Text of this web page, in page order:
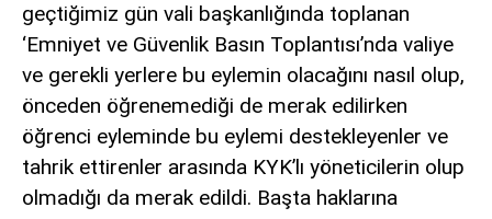
geçtiğimiz gün vali başkanlığında toplanan
‘Emniyet ve Güvenlik Basın Toplantısı’nda valiye
ve gerekli yerlere bu eylemin olacağını nasıl olup,
önceden öğrenemediği de merak edilirken
öğrenci eyleminde bu eylemi destekleyenler ve
tahrik ettirenler arasında KYK’lı yöneticilerin olup
olmadığı da merak edildi. Başta haklarına